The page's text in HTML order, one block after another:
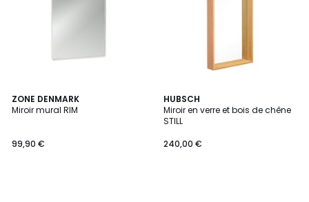
ZONE DENMARK
Miroir mural RIM
99,90 €
HUBSCH
Miroir en verre et bois de chêne
STILL
240,00 €